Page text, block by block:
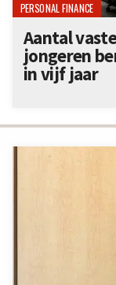
PERSONAL FINANCE
Aantal
jongeren
in vijf jaar